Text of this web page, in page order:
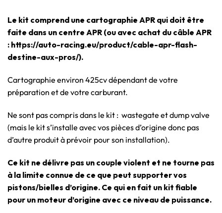
Le kit comprend une cartographie APR qui doit être
faite dans un centre APR (ou avec achat du câble APR
: https://auto-racing.eu/product/cable-apr-flash-
destine-aux-pros/).
Cartographie environ 425cv dépendant de votre
préparation et de votre carburant.
Ne sont pas compris dans le kit : wastegate et dump valve
(mais le kit s’installe avec vos pièces d’origine donc pas
d’autre produit à prévoir pour son installation).
Ce kit ne délivre pas un couple violent et ne tourne pas
à la limite connue de ce que peut supporter vos
pistons/bielles d’origine. Ce qui en fait un kit fiable
pour un moteur d’origine avec ce niveau de puissance.